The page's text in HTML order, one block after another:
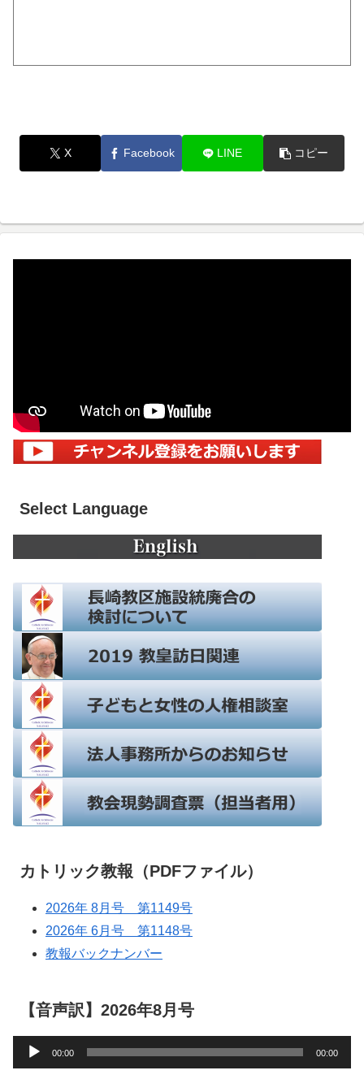
X Facebook LINE コピー
Select Language
カトリック教報（PDFファイル）
2026年 8月号 第1149号
2026年 6月号 第1148号
教報バックナンバー
【音声訳】2026年8月号
声
00:00 00:00